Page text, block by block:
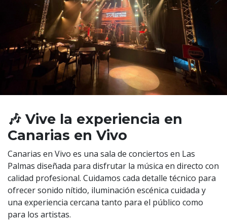
🎶 Vive la experiencia en
Canarias en Vivo
Canarias en Vivo es una sala de conciertos en Las
Palmas diseñada para disfrutar la música en directo con
calidad profesional. Cuidamos cada detalle técnico para
ofrecer sonido nítido, iluminación escénica cuidada y
una experiencia cercana tanto para el público como
para los artistas.